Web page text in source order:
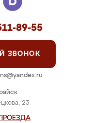
23
89-55
ЗВОНОК